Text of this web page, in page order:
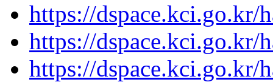
https://dspace.kci.go.kr/
https://dspace.kci.go.kr/
https://dspace.kci.go.kr/